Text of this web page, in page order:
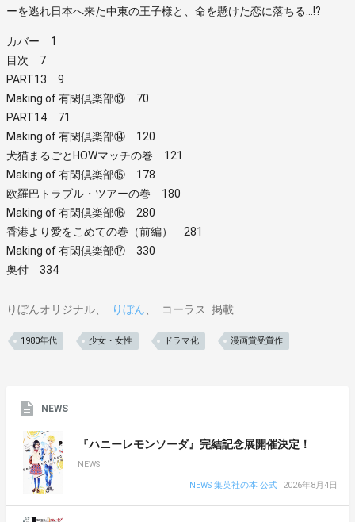
ーを逃れ日本へ来た中東の王子様と、命を懸けた恋に落ちる…!?
カバー 1
目次 7
PART13 9
Making of 有閑倶楽部⑬ 70
PART14 71
Making of 有閑倶楽部⑭ 120
犬猫まるごとHOWマッチの巻 121
Making of 有閑倶楽部⑮ 178
欧羅巴トラブル・ツアーの巻 180
Making of 有閑倶楽部⑯ 280
香港より愛をこめての巻（前編） 281
Making of 有閑倶楽部⑰ 330
奥付 334
りぼんオリジナル りぼん コーラス 掲載
1980年代 少女・女性 ドラマ化 漫画賞受賞作
NEWS
『ハニーレモンソーダ』完結記念展開催決定！
NEWS
NEWS 集英社の本 公式
2026年8月4日